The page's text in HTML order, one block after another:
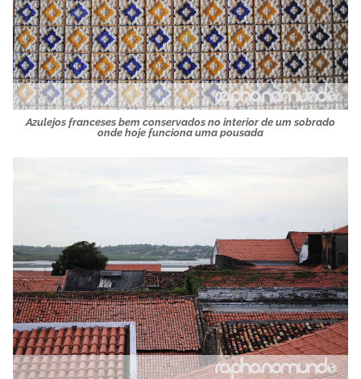
Azulejos franceses bem conservados no interior de um sobrado
onde hoje funciona uma pousada